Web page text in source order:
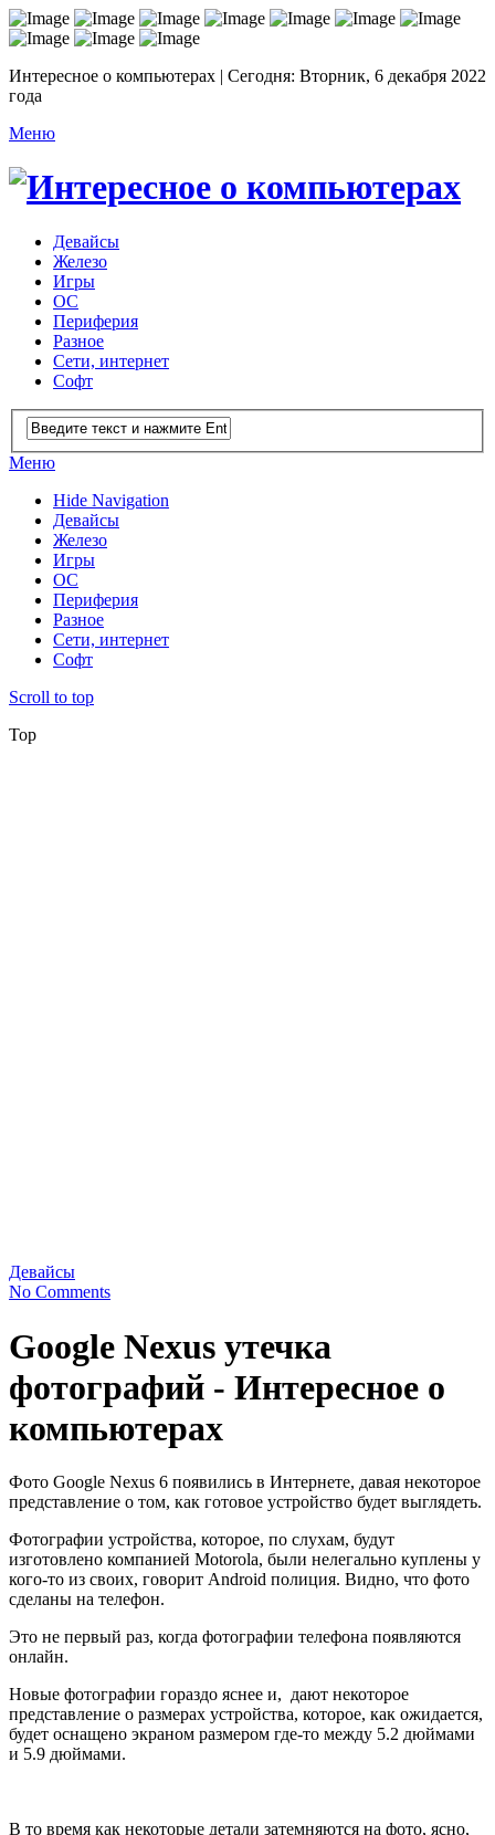
Интересное о компьютерах | Сегодня: Вторник, 6 декабря 2022
года
Меню
Девайсы
Железо
Игры
ОС
Периферия
Разное
Сети, интернет
Софт
Меню
Hide Navigation
Девайсы
Железо
Игры
ОС
Периферия
Разное
Сети, интернет
Софт
Scroll to top
Top
Девайсы
No Comments
Google Nexus утечка
фотографий - Интересное о
компьютерах
Фото Google Nexus 6 появились в Интернете, давая некоторое
представление о том, как готовое устройство будет выглядеть.
Фотографии устройства, которое, по слухам, будут
изготовлено компанией Motorola, были нелегально куплены у
кого-то из своих, говорит Android полиция. Видно, что фото
сделаны на телефон.
Это не первый раз, когда фотографии телефона появляются
онлайн.
Новые фотографии гораздо яснее и, дают некоторое
представление о размерах устройства, которое, как ожидается,
будет оснащено экраном размером где-то между 5.2 дюймами
и 5.9 дюймами.
В то время как некоторые детали затемняются на фото, ясно,